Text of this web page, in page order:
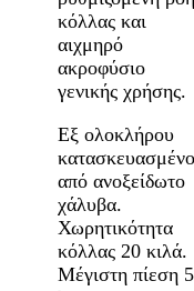
κόλλας και
αιχμηρό
ακροφύσιο
γενικής χρήσης.
Εξ ολοκλήρου
κατασκευασμένο
από ανοξείδωτο
χάλυβα.
Χωρητικότητα
κόλλας 20 κιλά.
Μέγιστη πίεση 5